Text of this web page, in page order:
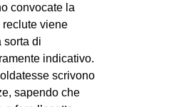
convocate la
reclute viene
sorta di
indicativo.
scrivono
sapendo che